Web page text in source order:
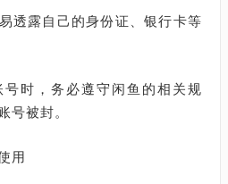
透露自己的身份证、银行卡等
时，务必遵守闲鱼的相关规
号被封。
用